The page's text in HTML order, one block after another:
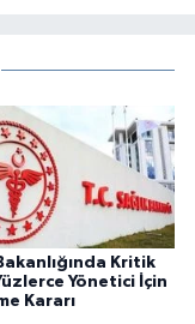
Kritik
Yönetici İçin
Kararı